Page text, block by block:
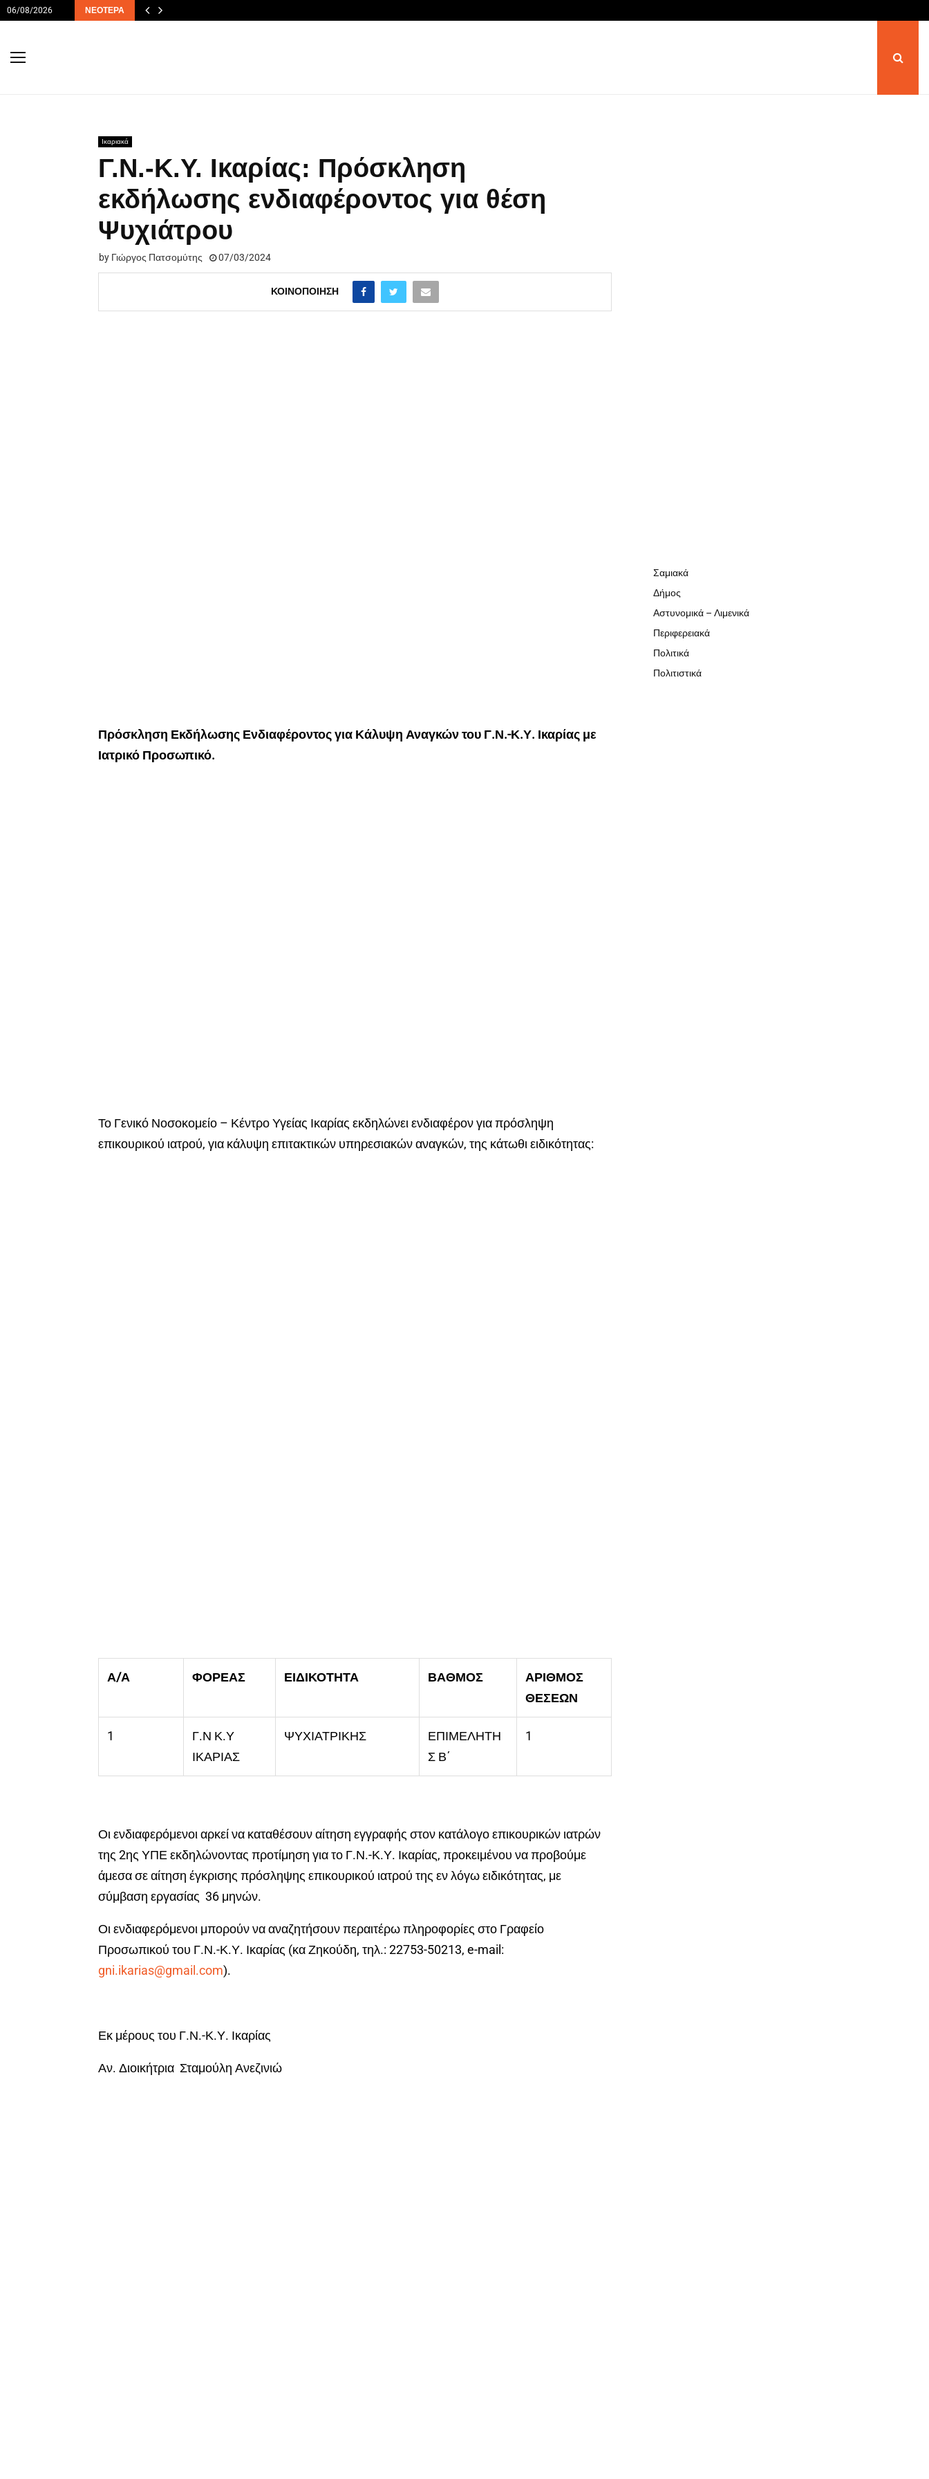
06/08/2026 ΝΕΌΤΕΡΑ
Ικαριακά
Γ.Ν.-Κ.Υ. Ικαρίας: Πρόσκληση
εκδήλωσης ενδιαφέροντος για θέση
Ψυχιάτρου
by Γιώργος Πατσομύτης 07/03/2024
ΚΟΙΝΟΠΟΊΗΣΗ
Πρόσκληση Εκδήλωσης Ενδιαφέροντος για Κάλυψη Αναγκών του Γ.Ν.-Κ.Υ. Ικαρίας με
Ιατρικό Προσωπικό.
Το Γενικό Νοσοκομείο – Κέντρο Υγείας Ικαρίας εκδηλώνει ενδιαφέρον για πρόσληψη
επικουρικού ιατρού, για κάλυψη επιτακτικών υπηρεσιακών αναγκών, της κάτωθι ειδικότητας:
Α/Α ΦΟΡΕΑΣ ΕΙΔΙΚΟΤΗΤΑ ΒΑΘΜΟΣ
ΑΡΙΘΜΟΣ
ΘΕΣΕΩΝ
1
Γ.Ν Κ.Υ
ΙΚΑΡΙΑΣ
ΨΥΧΙΑΤΡΙΚΗΣ
ΕΠΙΜΕΛΗΤΗ
Σ Β΄
1
Οι ενδιαφερόμενοι αρκεί να καταθέσουν αίτηση εγγραφής στον κατάλογο επικουρικών ιατρών
της 2ης ΥΠΕ εκδηλώνοντας προτίμηση για το Γ.Ν.-Κ.Υ. Ικαρίας, προκειμένου να προβούμε
άμεσα σε αίτηση έγκρισης πρόσληψης επικουρικού ιατρού της εν λόγω ειδικότητας, με
σύμβαση εργασίας 36 μηνών.
Οι ενδιαφερόμενοι μπορούν να αναζητήσουν περαιτέρω πληροφορίες στο Γραφείο
Προσωπικού του Γ.Ν.-Κ.Υ. Ικαρίας (κα Ζηκούδη, τηλ.: 22753-50213, e-mail:
gni.ikarias@gmail.com).
Εκ μέρους του Γ.Ν.-Κ.Υ. Ικαρίας
Αν. Διοικήτρια Σταμούλη Ανεζινιώ
Σαμιακά
Δήμος
Αστυνομικά – Λιμενικά
Περιφερειακά
Πολιτικά
Πολιτιστικά